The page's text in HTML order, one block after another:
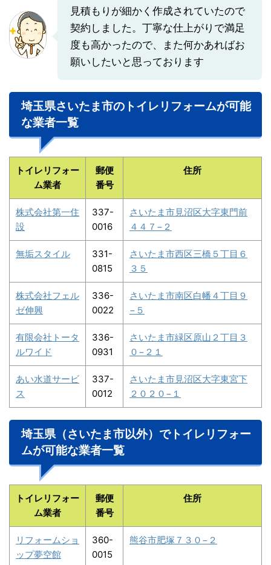
見積もりが細かく作成されていたので
契約しました。丁寧な仕上がりで満足
度も高かったので、また何かあればお
願いしたいと思っております
埼玉県さいたま市のトイレリフォームが可能
な業者一覧
トイレリフォー
ム業者
郵便
番号
住所
株式会社第一住
設
337-
0016
さいたま市見沼区大字東門前
４４７−２
無垢スタイル
331-
0815
さいたま市西区三橋５丁目６
３５
株式会社フェル
ゼ伸興
336-
0022
さいたま市南区白幡４丁目９
−５
有限会社トータ
ルワイド
336-
0931
さいたま市緑区原山２丁目３
０−２１
あい水道サービ
ス
337-
0012
さいたま市見沼区大字東宮下
２０２０−１
埼玉県（さいたま市以外）でトイレリフォー
ムが可能な業者一覧
トイレリフォー
ム業者
郵便
番号
住所
リフォームショ
ップ夢空館
360-
0015
熊谷市肥塚７３０−２